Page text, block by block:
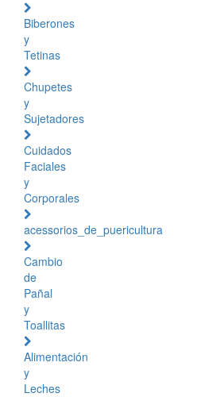
Biberones
y
Tetinas
Chupetes
y
Sujetadores
Cuidados
Faciales
y
Corporales
acessorios_de_puericultura
Cambio
de
Pañal
y
Toallitas
Alimentación
y
Leches